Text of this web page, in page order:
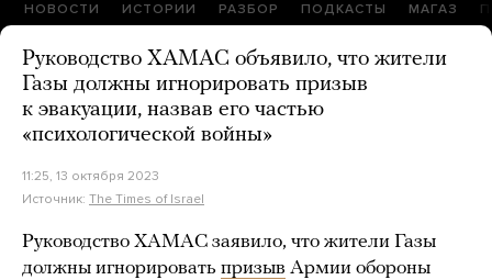
НОВОСТИ ИСТОРИИ РАЗБОР ПОДКАСТЫ МАГАЗ
Руководство ХАМАС объявило, что жители
Газы должны игнорировать призыв
к эвакуации, назвав его частью
«психологической войны»
11:25, 13 октября 2023
Источник: The Times of Israel
Руководство ХАМАС заявило, что жители Газы
должны игнорировать призыв Армии обороны